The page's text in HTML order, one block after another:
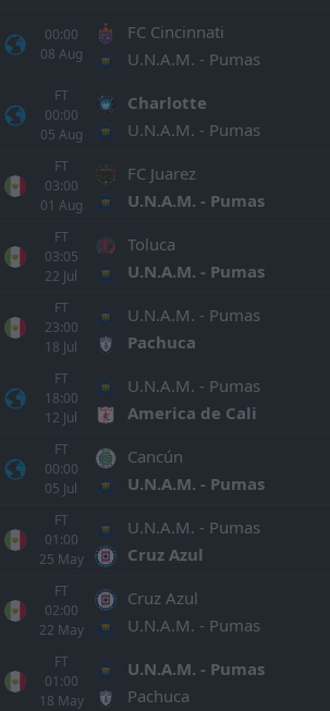
00:00
08 Aug
FC Cincinnati
U.N.A.M. - Pumas
FT
00:00
05 Aug
Charlotte
U.N.A.M. - Pumas
FT
03:00
01 Aug
FC Juarez
U.N.A.M. - Pumas
FT
03:05
22 Jul
Toluca
U.N.A.M. - Pumas
FT
23:00
18 Jul
U.N.A.M. - Pumas
Pachuca
FT
18:00
12 Jul
U.N.A.M. - Pumas
America de Cali
FT
00:00
05 Jul
Cancún
U.N.A.M. - Pumas
FT
01:00
25 May
U.N.A.M. - Pumas
Cruz Azul
FT
02:00
22 May
Cruz Azul
U.N.A.M. - Pumas
FT
01:00
18 May
U.N.A.M. - Pumas
Pachuca